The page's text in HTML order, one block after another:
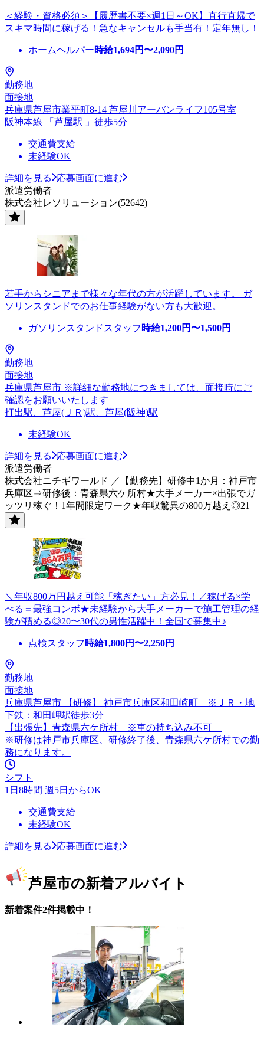
＜経験・資格必須＞【履歴書不要×週1日～OK】直行直帰で
スキマ時間に稼げる！急なキャンセルも手当有！定年無し！
ホームヘルパー時給1,694円〜2,090円
勤務地
面接地
兵庫県芦屋市業平町8-14 芦屋川アーバンライフ105号室
阪神本線 「芦屋駅 」徒歩5分
交通費支給
未経験OK
詳細を見る
応募画面に進む
派遣労働者
株式会社レソリューション(52642)
若手からシニアまで様々な年代の方が活躍しています。 ガ
ソリンスタンドでのお仕事経験がない方も大歓迎。
ガソリンスタンドスタッフ 時給1,200円〜1,500円
勤務地
面接地
兵庫県芦屋市 ※詳細な勤務地につきましては、面接時にご
確認をお願いいたします
打出駅、芦屋(ＪＲ)駅、芦屋(阪神)駅
未経験OK
詳細を見る
応募画面に進む
派遣労働者
株式会社ニチギワールド ／【勤務先】研修中1か月：神戸市
兵庫区⇒研修後：青森県六ケ所村★大手メーカー×出張でガ
ッツリ稼ぐ！1年間限定ワーク★年収驚異の800万越え◎21
＼年収800万円越え可能「稼ぎたい」方必見！／稼げる×学
べる＝最強コンボ★未経験から大手メーカーで施工管理の経
験が積める◎20〜30代の男性活躍中！全国で募集中♪
点検スタッフ 時給1,800円〜2,250円
勤務地
面接地
兵庫県芦屋市 【研修】 神戸市兵庫区和田崎町 ※ＪＲ・地
下鉄：和田岬駅徒歩3分
【出張先】青森県六ケ所村 ※車の持ち込み不可
※研修は神戸市兵庫区、研修終了後、青森県六ケ所村での勤
務になります。
シフト
1日8時間 週5日からOK
交通費支給
未経験OK
詳細を見る 応募画面に進む
芦屋市の新着アルバイト
新着案件2件掲載中！